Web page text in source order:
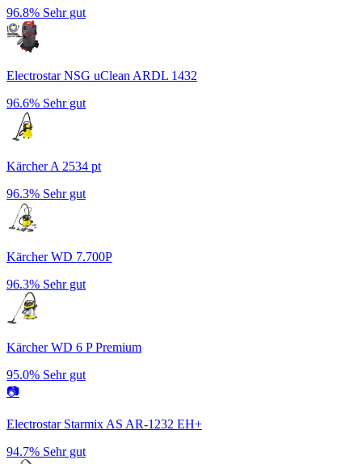
96.8% Sehr gut
Electrostar NSG uClean ARDL 1432
96.6% Sehr gut
Kärcher A 2534 pt
96.3% Sehr gut
Kärcher WD 7.700P
96.3% Sehr gut
Kärcher WD 6 P Premium
95.0% Sehr gut
📷
Electrostar Starmix AS AR-1232 EH+
94.7% Sehr gut